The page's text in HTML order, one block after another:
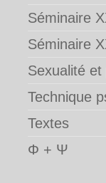
Séminaire
Séminaire
Sexualité
Technique
Textes
Φ + Ψ